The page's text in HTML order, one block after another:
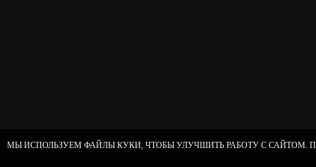
МЫ ИСПОЛЬЗУЕМ ФАЙЛЫ КУКИ, ЧТОБЫ УЛУЧШИТЬ РАБОТУ С САЙТОМ.